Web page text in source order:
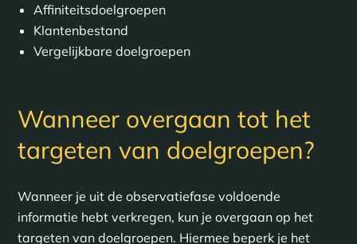
Affiniteitsdoelgroepen
Klantenbestand
Vergelijkbare doelgroepen
Wanneer overgaan tot het
targeten van doelgroepen?
Wanneer je uit de observatiefase voldoende
informatie hebt verkregen, kun je overgaan op het
targeten van doelgroepen. Hiermee beperk je het